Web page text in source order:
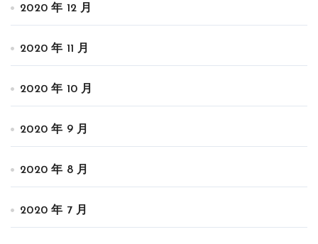
2020 年 12 月
2020 年 11 月
2020 年 10 月
2020 年 9 月
2020 年 8 月
2020 年 7 月